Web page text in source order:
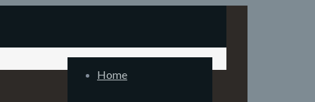
Home